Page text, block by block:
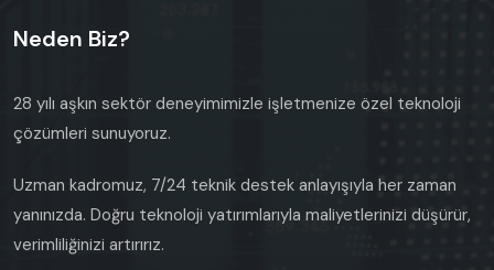
Neden Biz?
28 yılı aşkın sektör deneyimimizle işletmenize özel teknoloji
çözümleri sunuyoruz.
Uzman kadromuz, 7/24 teknik destek anlayışıyla her zaman
yanınızda. Doğru teknoloji yatırımlarıyla maliyetlerinizi düşürür,
verimliliğinizi artırırız.